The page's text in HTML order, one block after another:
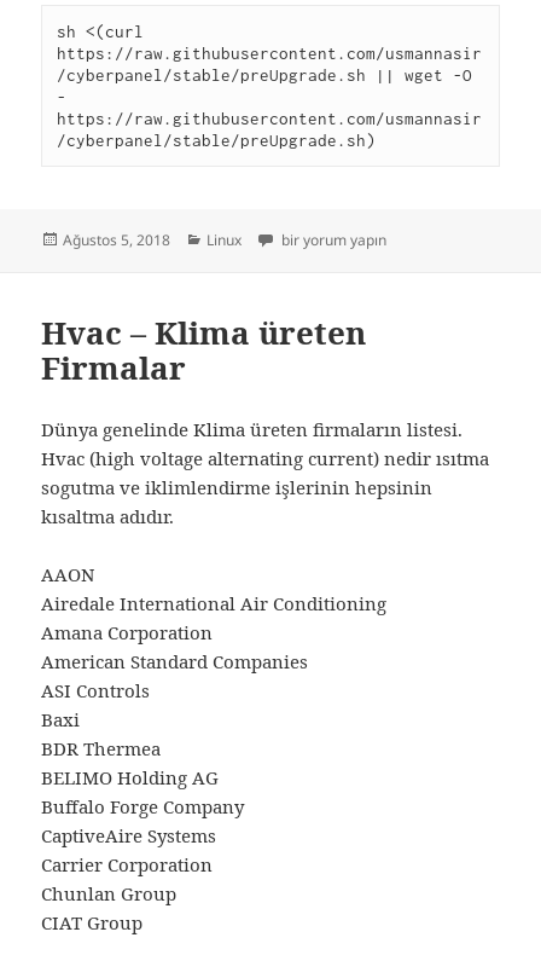
sh <(curl
https://raw.githubusercontent.com/usmannasir
/cyberpanel/stable/preUpgrade.sh || wget -O
-
https://raw.githubusercontent.com/usmannasir
/cyberpanel/stable/preUpgrade.sh)
Yayın
Ağustos 5, 2018 Kategoriler
Linux Cyber Panel Güncelleme için
bir yorum yapın
Hvac – Klima üreten
Firmalar
Dünya genelinde Klima üreten firmaların listesi.
Hvac (high voltage alternating current) nedir ısıtma
sogutma ve iklimlendirme işlerinin hepsinin
kısaltma adıdır.
AAON
Airedale International Air Conditioning
Amana Corporation
American Standard Companies
ASI Controls
Baxi
BDR Thermea
BELIMO Holding AG
Buffalo Forge Company
CaptiveAire Systems
Carrier Corporation
Chunlan Group
CIAT Group